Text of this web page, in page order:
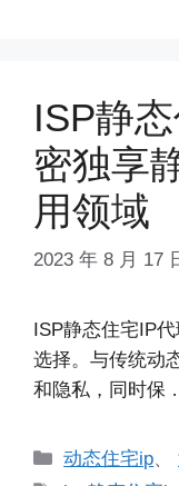
ISP静
密独享
用领域
2023 年 8 月 17
ISP静态住宅IP
选择。与传统动
和隐私，同时保
分
动态住宅ip、